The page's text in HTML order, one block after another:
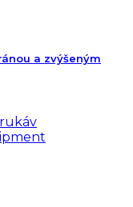
a zvýšeným